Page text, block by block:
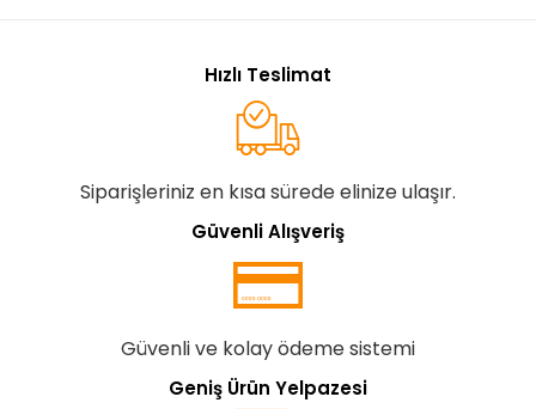
Hızlı Teslimat
Siparişleriniz en kısa sürede elinize ulaşır.
Güvenli Alışveriş
Güvenli ve kolay ödeme sistemi
Geniş Ürün Yelpazesi